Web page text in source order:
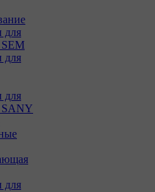
для
для
для
SANY
для